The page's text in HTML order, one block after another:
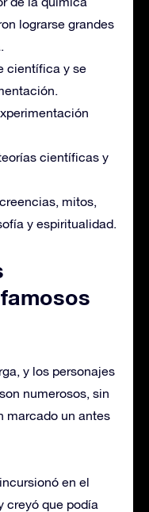
lograrse grandes
científica y se
científicas y
mitos,
y espiritualidad.
y los personajes
numerosos, sin
marcado un antes
en el
creyó que podía